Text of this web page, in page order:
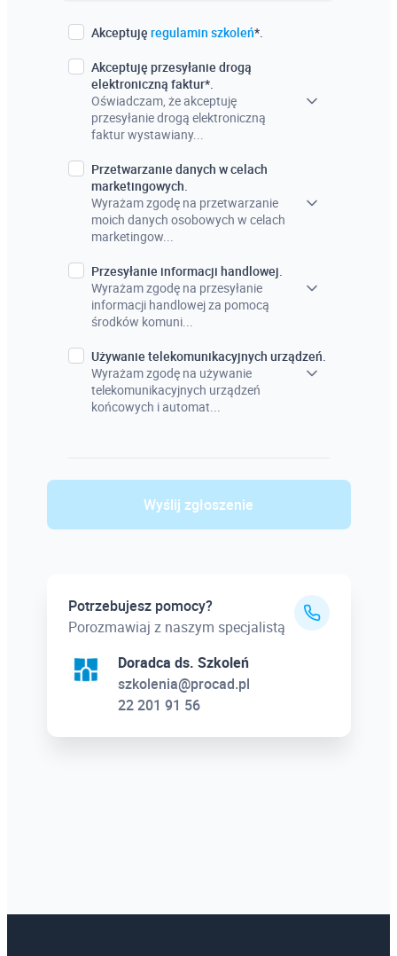
Akceptuję regulamin szkoleń*.
Akceptuję przesyłanie drogą
elektroniczną faktur*.
Oświadczam, że akceptuję
przesyłanie drogą elektroniczną
faktur wystawiany...
Przetwarzanie danych w celach
marketingowych.
Wyrażam zgodę na przetwarzanie
moich danych osobowych w celach
marketingow...
Przesyłanie informacji handlowej.
Wyrażam zgodę na przesyłanie
informacji handlowej za pomocą
środków komuni...
Używanie telekomunikacyjnych urządzeń.
Wyrażam zgodę na używanie
telekomunikacyjnych urządzeń
końcowych i automat...
Wyślij zgłoszenie
Potrzebujesz pomocy?
Porozmawiaj z naszym specjalistą
Doradca ds. Szkoleń
szkolenia@procad.pl
22 201 91 56